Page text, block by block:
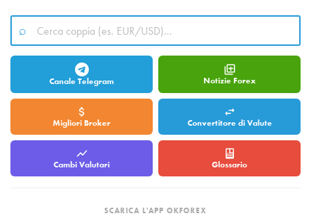
Canale Telegram Notizie Forex
Migliori Broker Convertitore di Valute
Cambi Valutari Glossario
SCARICA L'APP OKFOREX